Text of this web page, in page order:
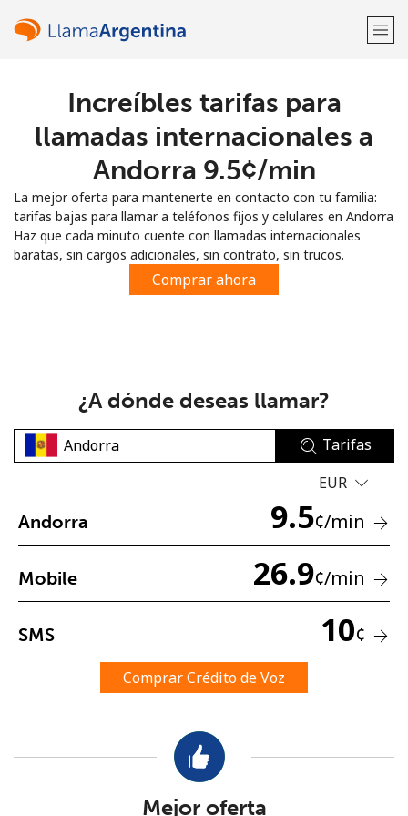
¡Bienvenido!
Regístrate con
Mínimo 8 caracteres
Una letra mayúscula y una minúscula
Un caracter especial
Mantente en contacto para recibir nuestras mejores
Increíbles tarifas para
llamadas internacionales a
Andorra ⁦9.5¢⁩/min
La mejor oferta para mantenerte en contacto con tu familia:
tarifas bajas para llamar a teléfonos fijos y celulares en Andorra
Haz que cada minuto cuente con llamadas internacionales
baratas, sin cargos adicionales, sin contrato, sin trucos.
Comprar ahora
¿A dónde deseas llamar?
Tarifas
EUR
Andorra 9.5¢/min
Mobile 26.9¢/min
SMS 10¢
Comprar Crédito de Voz
Mejor oferta